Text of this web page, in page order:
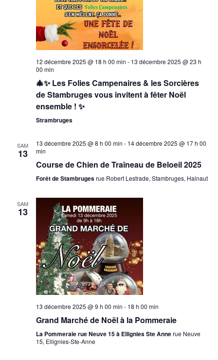
12 décembre 2025 @ 18 h 00 min - 13 décembre 2025 @ 23 h
00 min
🎄✨ Les Folies Campenaires & les Sorcières
de Stambruges vous invitent à fêter Noël
ensemble ! ✨
Strambruges
SAM
13
13 décembre 2025 @ 8 h 00 min - 14 décembre 2025 @ 17 h 00
min
Course de Chien de Traîneau de Beloeil 2025
Forêt de Stambrugesrue Robert Lestrade, Stambruges, Hainaut
SAM
13
13 décembre 2025 @ 9 h 00 min - 18 h 00 min
Grand Marché de Noël à la Pommeraie
La Pommeraie rue Neuve 15 à Ellignies Ste Annerue Neuve
15, Ellignies-Ste-Anne